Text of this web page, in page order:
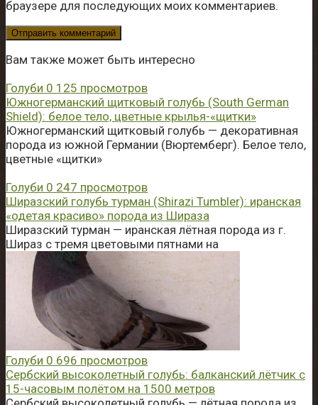
браузере для последующих моих комментариев.
Вам также может быть интересно
Голуби 0 125 просмотров
Южногерманский щитковый голубь (South German
Shield): белое тело, цветные крылья-«щитки»
Южногерманский щитковый голубь — декоративная
порода из южной Германии (Вюртемберг). Белое тело,
цветные «щитки»
Голуби 0 247 просмотров
Ширазский голубь турман (Shirazi Tumbler): иранская
«одетая красиво» порода из Шираза
Ширазский турман — иранская лётная порода из г.
Шираз с тремя цветовыми пятнами на
Голуби 0 696 просмотров
Сербский высоколетный голубь: балканский лётчик с
15-часовым полётом на 1500 метров